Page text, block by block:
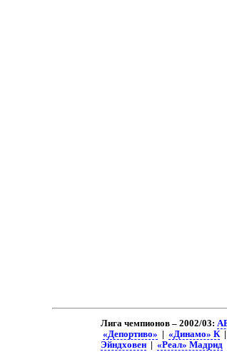
Лига чемпионов – 2002/03:
«Депортиво» | «Динамо» К|
Эйндховен| «Реал» Мадрид